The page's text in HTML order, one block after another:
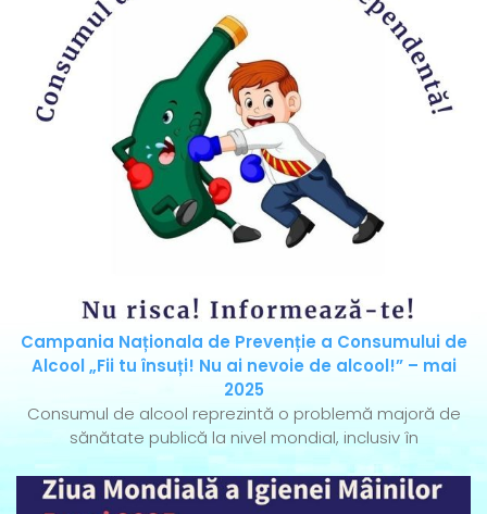
Campania Naționala de Prevenție a Consumului de
Alcool „Fii tu însuți! Nu ai nevoie de alcool!” – mai
2025
Consumul de alcool reprezintă o problemă majoră de
sănătate publică la nivel mondial, inclusiv în